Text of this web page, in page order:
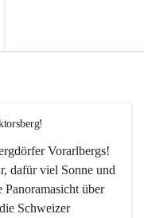
Vorarlbergs!
dafür viel Sonne und
Panoramasicht über
Schweizer